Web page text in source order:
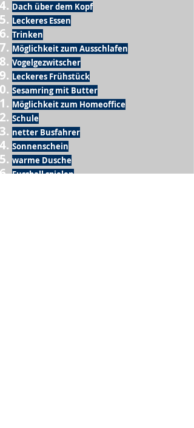
Dach über dem Kopf
Leckeres Essen
Trinken
Möglichkeit zum Ausschlafen
Vogelgezwitscher
Leckeres Frühstück
Sesamring mit Butter
Möglichkeit zum Homeoffice
Schule
netter Busfahrer
Sonnenschein
warme Dusche
Fussball spielen